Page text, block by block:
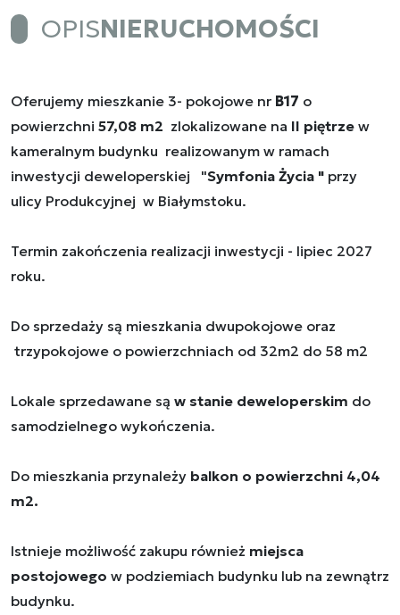
OPISNIERUCHOMOŚCI
Oferujemy mieszkanie 3- pokojowe nr B17 o
powierzchni 57,08 m2 zlokalizowane na II piętrze w
kameralnym budynku realizowanym w ramach
inwestycji deweloperskiej "Symfonia Życia " przy
ulicy Produkcyjnej w Białymstoku.
Termin zakończenia realizacji inwestycji - lipiec 2027
roku.
Do sprzedaży są mieszkania dwupokojowe oraz
trzypokojowe o powierzchniach od 32m2 do 58 m2
Lokale sprzedawane są w stanie deweloperskim do
samodzielnego wykończenia.
Do mieszkania przynależy balkon o powierzchni 4,04
m2.
Istnieje możliwość zakupu również miejsca
postojowego w podziemiach budynku lub na zewnątrz
budynku.